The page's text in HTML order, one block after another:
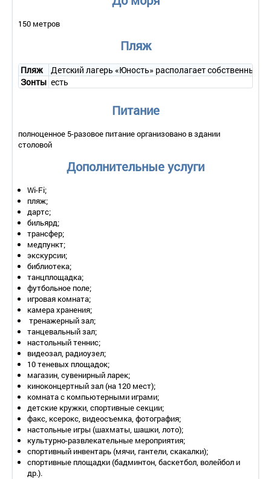
- уборка номера – ежедневно;
- смена полотенец – 1 раз в 3 дня
150 метров
Пляж
Пляж
Детский лагерь «Юность» располагает собственным
Зонты есть
Питание
полноценное 5-разовое питание организовано в здании
столовой
Дополнительные услуги
Wi-Fi;
пляж;
дартс;
бильярд;
трансфер;
медпункт;
экскурсии;
библиотека;
танцплощадка;
футбольное поле;
игровая комната;
камера хранения;
тренажерный зал;
танцевальный зал;
настольный теннис;
видеозал, радиоузел;
10 теневых площадок;
магазин, сувенирный ларек;
киноконцертный зал (на 120 мест);
комната с компьютерными играми;
детские кружки, спортивные секции;
факс, ксерокс, видеосъемка, фотография;
настольные игры (шахматы, шашки, лото);
культурно-развлекательные мероприятия;
спортивный инвентарь (мячи, гантели, скакалки);
спортивные площадки (бадминтон, баскетбол, волейбол и
др.).